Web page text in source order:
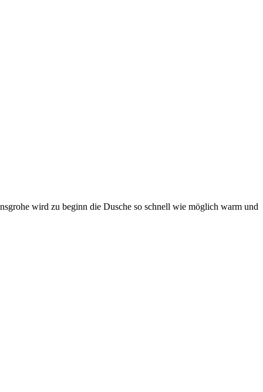
wird zu beginn die Dusche so schnell wie möglich warm und